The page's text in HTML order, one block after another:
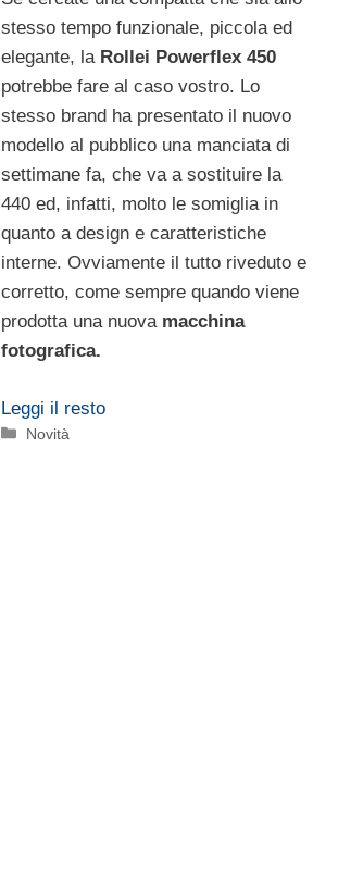
stesso tempo funzionale, piccola ed
elegante, laRollei Powerflex 450
potrebbe fare al caso vostro. Lo
stesso brand ha presentato il nuovo
modello al pubblico una manciata di
settimane fa, che va a sostituire la
440 ed, infatti, molto le somiglia in
quanto a design e caratteristiche
interne. Ovviamente il tutto riveduto e
corretto, come sempre quando viene
prodotta una nuovamacchina
fotografica.
Leggi il resto
Categorie
Novità